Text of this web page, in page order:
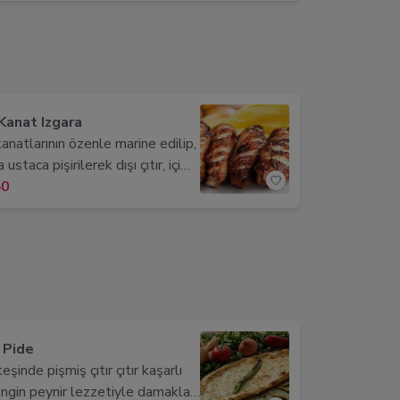
Izgara
özenle marine edilip,
ustaca pişirilerek dışı çıtır, içi
getirildiği bu lezzet şöleni;
Pide
pişmiş çıtır çıtır kaşarlı
peynir lezzetiyle damakları